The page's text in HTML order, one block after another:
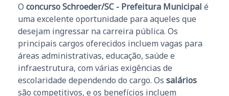
O concurso Schroeder/SC - Prefeitura Municipal é
uma excelente oportunidade para aqueles que
desejam ingressar na carreira pública. Os
principais cargos oferecidos incluem vagas para
áreas administrativas, educação, saúde e
infraestrutura, com várias exigências de
escolaridade dependendo do cargo. Os salários
são competitivos, e os benefícios incluem